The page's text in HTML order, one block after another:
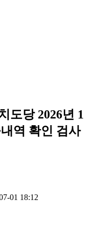
도당 2026년 1
역 확인 검사
01 18:12